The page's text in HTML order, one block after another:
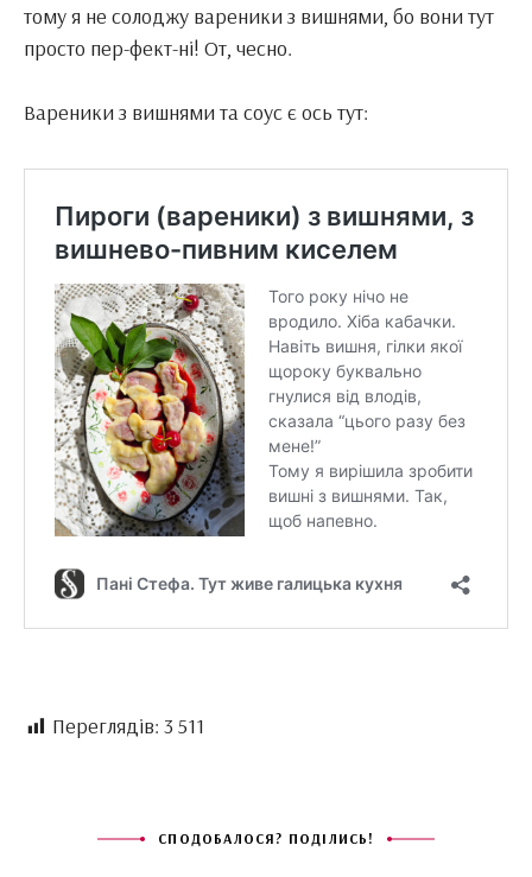
тому я не солоджу вареники з вишнями, бо вони тут
просто пер-фект-ні! От, чесно.
Вареники з вишнями та соус є ось тут:
Переглядів: 3 511
СПОДОБАЛОСЯ? ПОДІЛИСЬ!